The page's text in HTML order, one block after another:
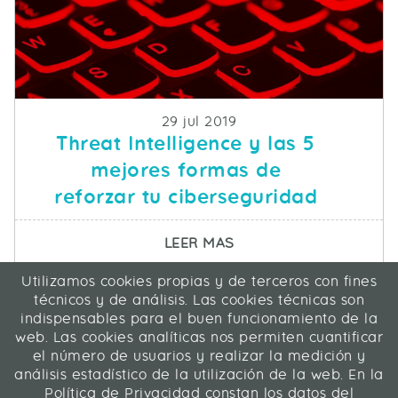
Fecha de publicacion
29 jul 2019
Threat Intelligence y las 5
mejores formas de
reforzar tu ciberseguridad
LEER MASSOBRE THREAT
ICA Informática y Comunicaciones Avanzadas SL
C/ La Rábida 27, 28039 Madrid
91 311 04 87
Contacto | Mapa web Legal
Utilizamos cookies propias y de terceros con fines
técnicos y de análisis. Las cookies técnicas son
indispensables para el buen funcionamiento de la
web. Las cookies analíticas nos permiten cuantificar
el número de usuarios y realizar la medición y
análisis estadístico de la utilización de la web. En la
Política de Privacidad constan los datos del